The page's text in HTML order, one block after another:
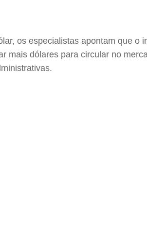
os especialistas apontam que
mais dólares para circular no